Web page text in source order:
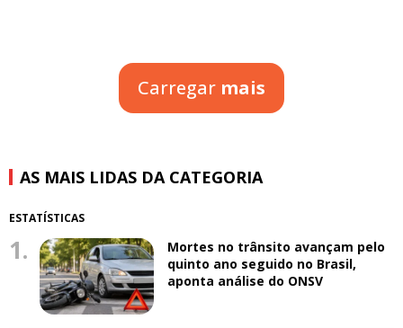
Carregar mais
AS MAIS LIDAS DA CATEGORIA
ESTATÍSTICAS
1.
Mortes no trânsito avançam pelo
quinto ano seguido no Brasil,
aponta análise do ONSV